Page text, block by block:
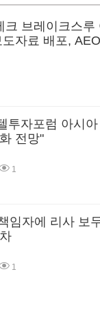
크 브레이크스루
자료 배포,
투자포럼 아시
전망"
1
임자에 리사 보
1